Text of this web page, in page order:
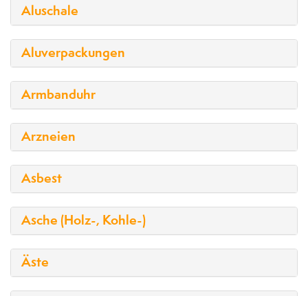
Aluschale
Aluverpackungen
Armbanduhr
Arzneien
Asbest
Asche (Holz-, Kohle-)
Äste